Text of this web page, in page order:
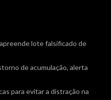
lote falsificado de
de acumulação, alerta
para evitar a distração na